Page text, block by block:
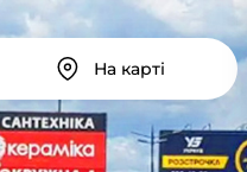
На карті